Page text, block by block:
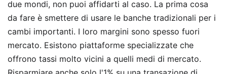
due mondi, non puoi affidarti al caso. La prima cosa
da fare è smettere di usare le banche tradizionali per i
cambi importanti. I loro margini sono spesso fuori
mercato. Esistono piattaforme specializzate che
offrono tassi molto vicini a quelli medi di mercato.